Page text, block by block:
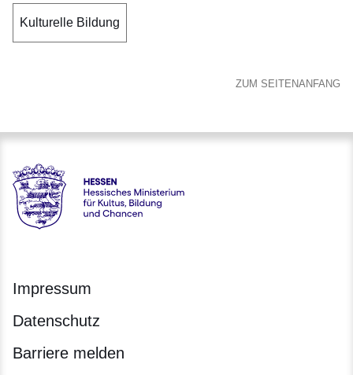
Kulturelle Bildung
ZUM SEITENANFANG
Hessen - Hessisches Ministerium für Kultus, Bildung und
Impressum
Datenschutz
Barriere melden